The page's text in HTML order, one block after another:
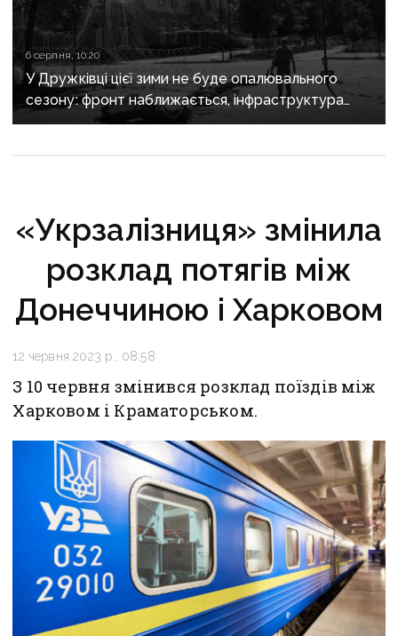
6 серпня, 10:20
У Дружківці цієї зими не буде опалювального
сезону: фронт наближається, інфраструктура
критично зруйнована
«Укрзалізниця» змінила
розклад потягів між
Донеччиною і Харковом
12 червня 2023 р., 08:58
З 10 червня змінився розклад поїздів між
Харковом і Краматорськом.